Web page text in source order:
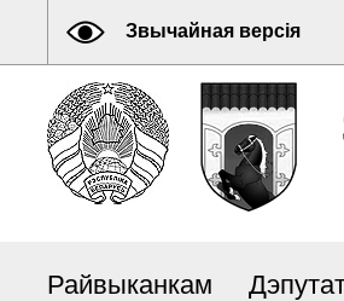
Звычайная версія
Райвыканкам